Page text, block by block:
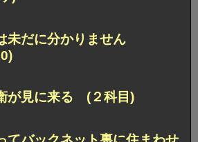
未だに分かりません
が見に来る (２科目)